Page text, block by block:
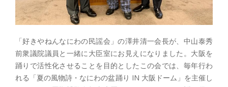
「好きやねんなにわの民謡会」の澤井清一会長が、中山泰秀
前衆議院議員と一緒に大臣室にお見えになりました。大阪を
踊りで活性化させることを目的としたこの会では、毎年行わ
れる「夏の風物詩・なにわの盆踊り IN 大阪ドーム」を主催し